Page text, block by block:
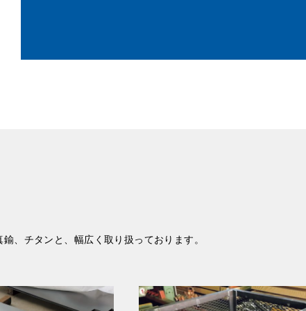
、チタンと、幅広く取り扱っております。